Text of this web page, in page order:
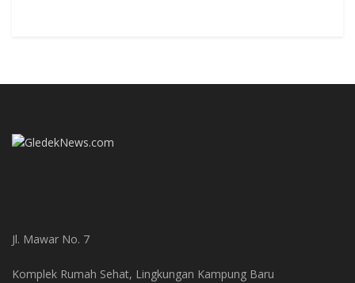
Jl. Mawar No. 7
Komplek Rumah Sehat, Lingkungan Kampung Baru